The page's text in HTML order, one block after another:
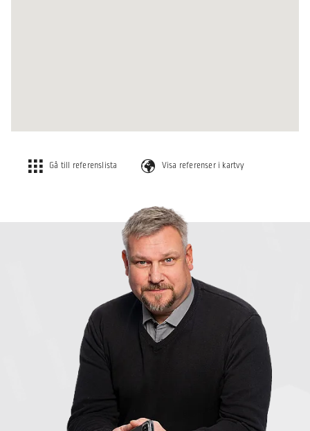
Gå till referenslista Visa referenser i kartvy